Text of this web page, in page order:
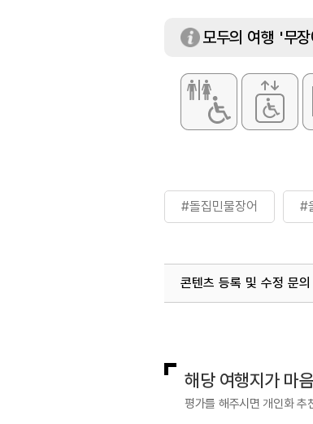
모두의 여행 '무
#돌집민물장어 #
콘텐츠 등록 및 수정 문의
해당 여행지가 마
평가를 해주시면 개인화 추